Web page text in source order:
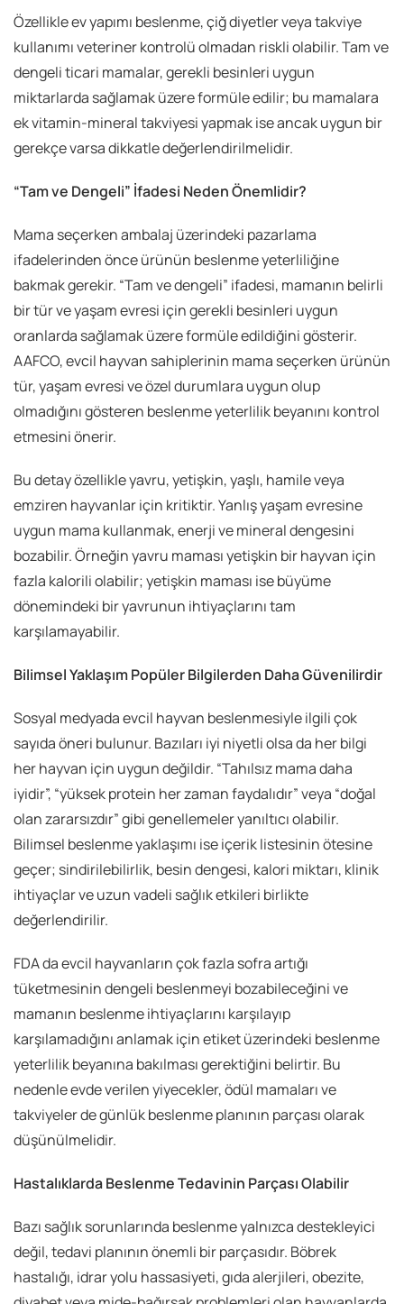
Özellikle ev yapımı beslenme, çiğ diyetler veya takviye
kullanımı veteriner kontrolü olmadan riskli olabilir. Tam ve
dengeli ticari mamalar, gerekli besinleri uygun
miktarlarda sağlamak üzere formüle edilir; bu mamalara
ek vitamin-mineral takviyesi yapmak ise ancak uygun bir
gerekçe varsa dikkatle değerlendirilmelidir.
“Tam ve Dengeli” İfadesi Neden Önemlidir?
Mama seçerken ambalaj üzerindeki pazarlama
ifadelerinden önce ürünün beslenme yeterliliğine
bakmak gerekir. “Tam ve dengeli” ifadesi, mamanın belirli
bir tür ve yaşam evresi için gerekli besinleri uygun
oranlarda sağlamak üzere formüle edildiğini gösterir.
AAFCO, evcil hayvan sahiplerinin mama seçerken ürünün
tür, yaşam evresi ve özel durumlara uygun olup
olmadığını gösteren beslenme yeterlilik beyanını kontrol
etmesini önerir.
Bu detay özellikle yavru, yetişkin, yaşlı, hamile veya
emziren hayvanlar için kritiktir. Yanlış yaşam evresine
uygun mama kullanmak, enerji ve mineral dengesini
bozabilir. Örneğin yavru maması yetişkin bir hayvan için
fazla kalorili olabilir; yetişkin maması ise büyüme
dönemindeki bir yavrunun ihtiyaçlarını tam
karşılamayabilir.
Bilimsel Yaklaşım Popüler Bilgilerden Daha Güvenilirdir
Sosyal medyada evcil hayvan beslenmesiyle ilgili çok
sayıda öneri bulunur. Bazıları iyi niyetli olsa da her bilgi
her hayvan için uygun değildir. “Tahılsız mama daha
iyidir”, “yüksek protein her zaman faydalıdır” veya “doğal
olan zararsızdır” gibi genellemeler yanıltıcı olabilir.
Bilimsel beslenme yaklaşımı ise içerik listesinin ötesine
geçer; sindirilebilirlik, besin dengesi, kalori miktarı, klinik
ihtiyaçlar ve uzun vadeli sağlık etkileri birlikte
değerlendirilir.
FDA da evcil hayvanların çok fazla sofra artığı
tüketmesinin dengeli beslenmeyi bozabileceğini ve
mamanın beslenme ihtiyaçlarını karşılayıp
karşılamadığını anlamak için etiket üzerindeki beslenme
yeterlilik beyanına bakılması gerektiğini belirtir. Bu
nedenle evde verilen yiyecekler, ödül mamaları ve
takviyeler de günlük beslenme planının parçası olarak
düşünülmelidir.
Hastalıklarda Beslenme Tedavinin Parçası Olabilir
Bazı sağlık sorunlarında beslenme yalnızca destekleyici
değil, tedavi planının önemli bir parçasıdır. Böbrek
hastalığı, idrar yolu hassasiyeti, gıda alerjileri, obezite,